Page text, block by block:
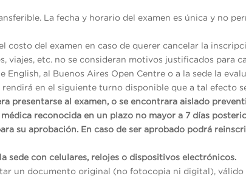
La fecha y horario del examen es única y no
costo del examen en caso de querer cancelar la
viajes, etc. no se consideran motivos justificados para
English, al Buenos Aires Open Centre o a la sede la
en el siguiente turno disponible que a tal efecto
presentarse al examen, o se encontrara aislado
reconocida en un plazo no mayor a 7 días
su aprobación. En caso de ser aprobado podrá
sede con celulares, relojes o dispositivos electrónicos.
un documento original (no fotocopia ni digital),